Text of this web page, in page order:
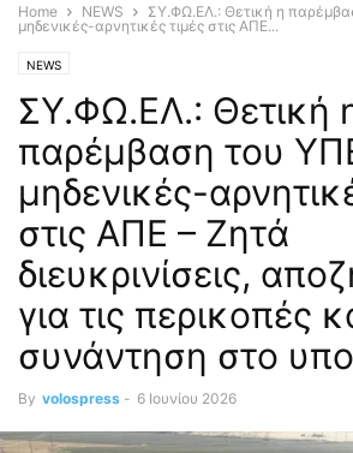
Home NEWS
ΣΥ.ΦΩ.ΕΛ.: Θετική η
μηδενικές-αρνητικές τιμές στις ΑΠΕ...
NEWS
ΣΥ.ΦΩ.ΕΛ.: Θετική
παρέμβαση του
μηδενικές-
στις ΑΠΕ – Ζητά
διευκρινίσεις,
για τις περικοπές
συνάντηση στο
By volospress - 6 Ιουνίου 2026